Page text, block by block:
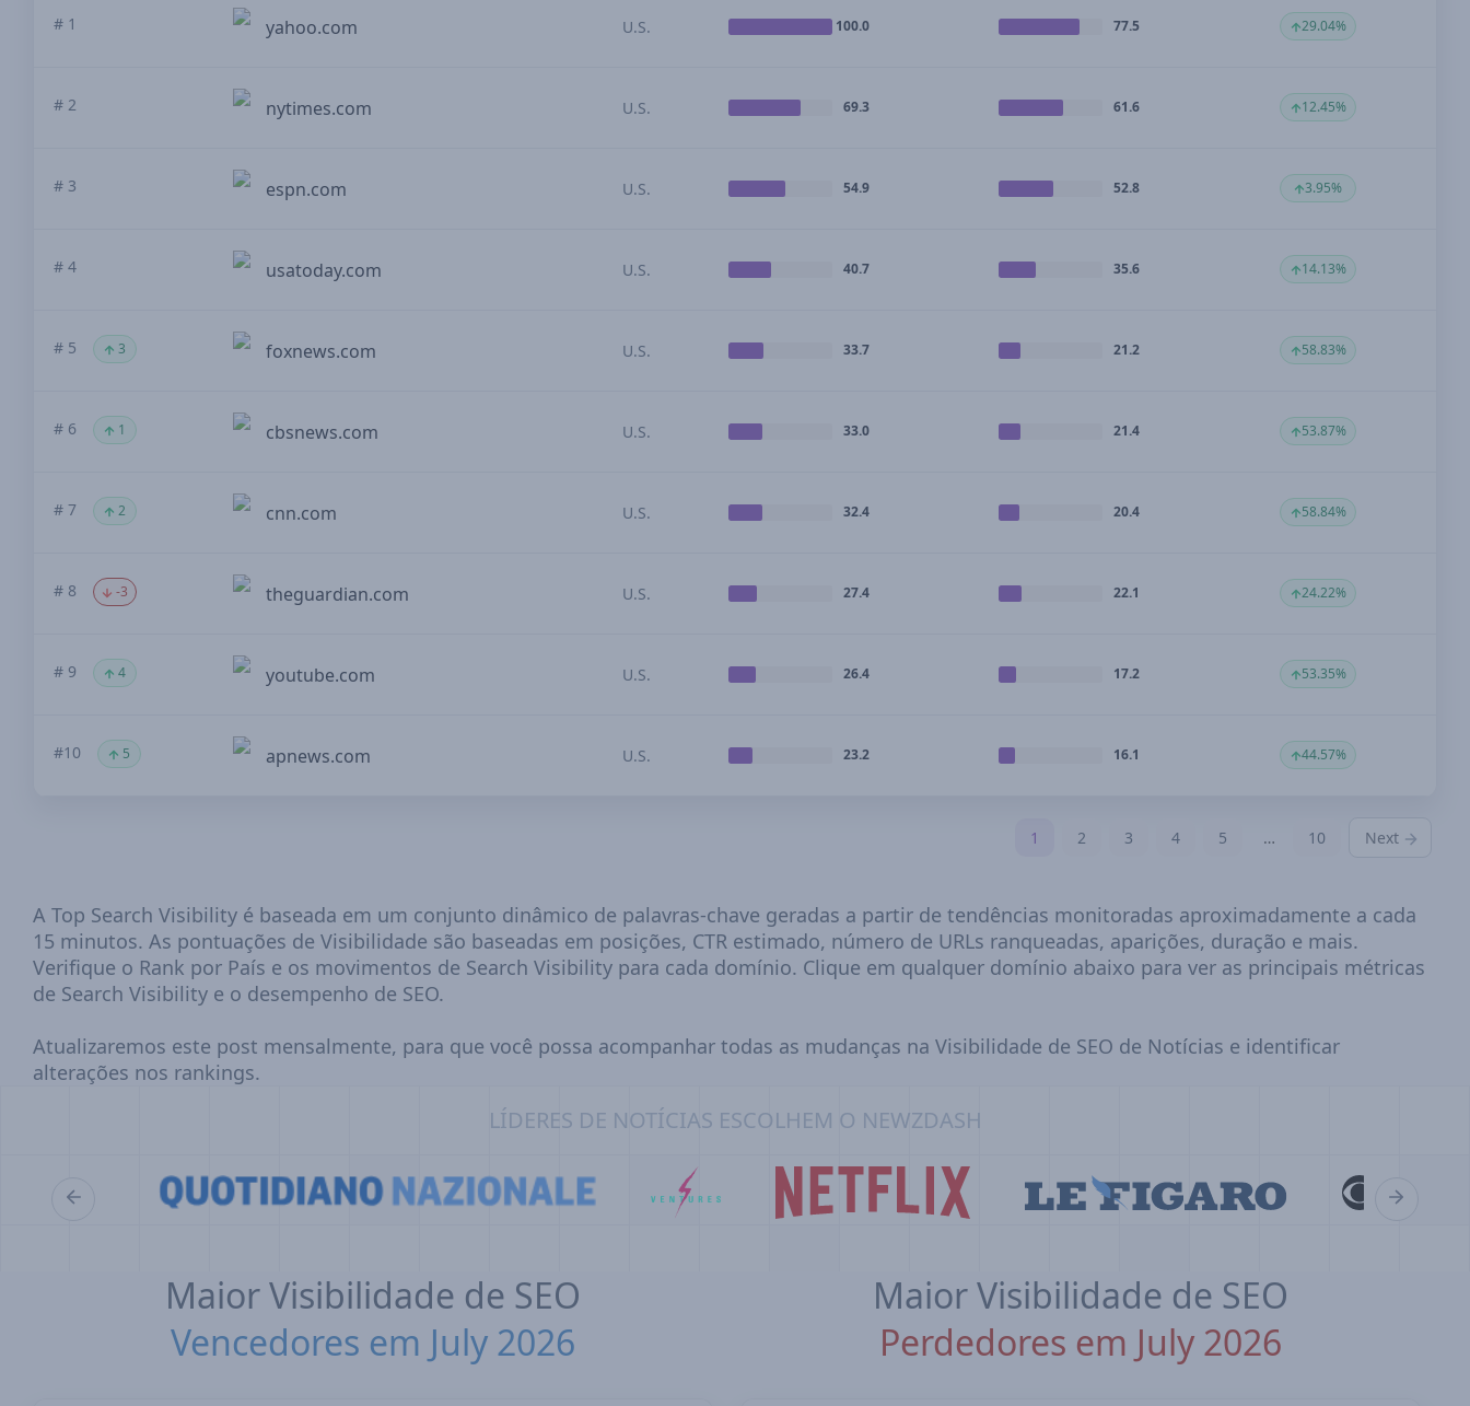
# 1 yahoo.com U.S. 100.0 77.5 29.04%
# 2 nytimes.com U.S. 69.3 61.6 12.45%
# 3 espn.com U.S. 54.9 52.8 3.95%
# 4 usatoday.com U.S. 40.7 35.6 14.13%
# 5 3 foxnews.com U.S. 33.7 21.2 58.83%
# 6 1 cbsnews.com U.S. 33.0 21.4 53.87%
# 7 2 cnn.com U.S. 32.4 20.4 58.84%
# 8 -3 theguardian.com U.S. 27.4 22.1 24.22%
# 9 4 youtube.com U.S. 26.4 17.2 53.35%
#10 5 apnews.com U.S. 23.2 16.1 44.57%
1 2 3 4 5 … 10 Next
A Top Search Visibility é baseada em um conjunto dinâmico de palavras-chave geradas a partir de tendências monitoradas aproximadamente a cada
15 minutos. As pontuações de Visibilidade são baseadas em posições, CTR estimado, número de URLs ranqueadas, aparições, duração e mais.
Verifique o Rank por País e os movimentos de Search Visibility para cada domínio. Clique em qualquer domínio abaixo para ver as principais métricas
de Search Visibility e o desempenho de SEO.
Atualizaremos este post mensalmente, para que você possa acompanhar todas as mudanças na Visibilidade de SEO de Notícias e identificar
alterações nos rankings.
LÍDERES DE NOTÍCIAS ESCOLHEM O NEWZDASH
Maior Visibilidade de SEO
Vencedores em July 2026
Maior Visibilidade de SEO
Perdedores em July 2026